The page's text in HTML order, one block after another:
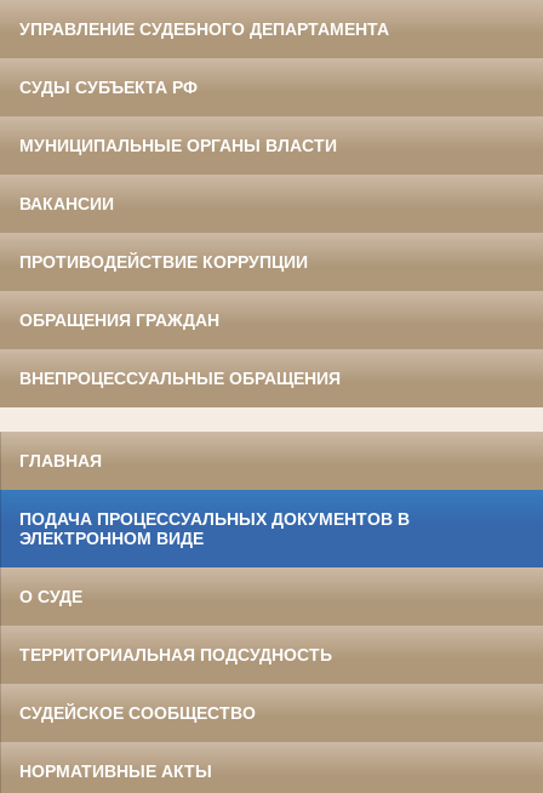
УПРАВЛЕНИЕ СУДЕБНОГО ДЕПАРТАМЕНТА
СУДЫ СУБЪЕКТА РФ
МУНИЦИПАЛЬНЫЕ ОРГАНЫ ВЛАСТИ
ВАКАНСИИ
ПРОТИВОДЕЙСТВИЕ КОРРУПЦИИ
ОБРАЩЕНИЯ ГРАЖДАН
ВНЕПРОЦЕССУАЛЬНЫЕ ОБРАЩЕНИЯ
ГЛАВНАЯ
ПОДАЧА ПРОЦЕССУАЛЬНЫХ ДОКУМЕНТОВ В
ЭЛЕКТРОННОМ ВИДЕ
О СУДЕ
ТЕРРИТОРИАЛЬНАЯ ПОДСУДНОСТЬ
СУДЕЙСКОЕ СООБЩЕСТВО
НОРМАТИВНЫЕ АКТЫ